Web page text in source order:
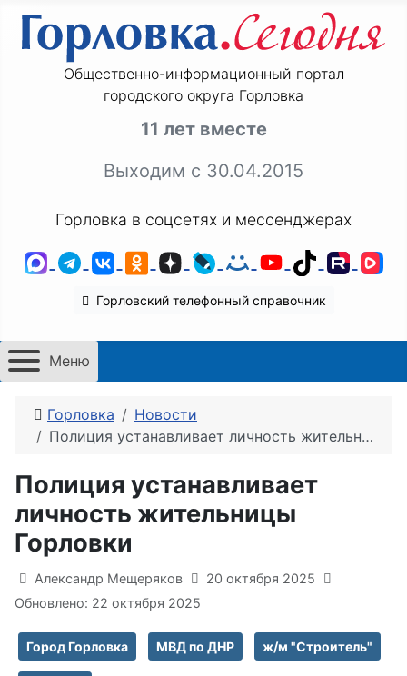
Общественно-информационный портал
городского округа Горловка
11 лет вместе
Выходим с 30.04.2015
Горловка в соцсетях и мессенджерах
MAXTelegram
ВКонтакте
Одноклассники
ДзенLiveJournal
Мой Мир
YouTube
TikTok
Горловский телефонный справочник
Меню
Горловка
Новости
Полиция устанавливает личность жительницы Горловки
Полиция устанавливает
личность жительницы
Горловки
Информация о материале
Александр Мещеряков
20 октября 2025
Обновлено: 22 октября 2025
Город Горловка МВД по ДНР ж/м "Строитель"